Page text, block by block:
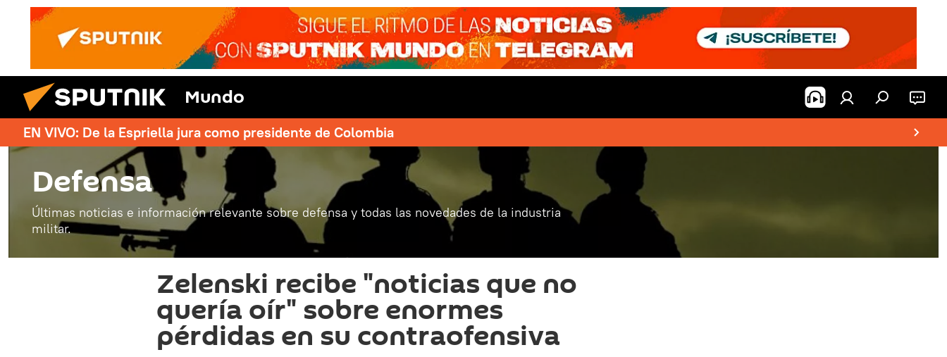
Mundo
EN VIVO: De la Espriella jura como presidente de Colombia
Defensa
Últimas noticias e información relevante sobre defensa y todas las novedades de la industria
militar.
Zelenski recibe "noticias que no
quería oír" sobre enormes
pérdidas en su contraofensiva